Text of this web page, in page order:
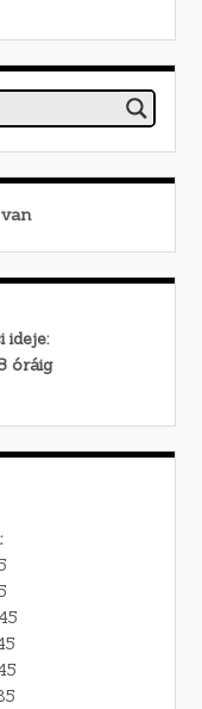
ideje:
óráig